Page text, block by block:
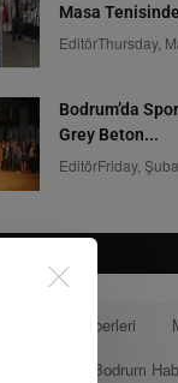
Masa
EditörThursday,
Bodrum’da
Grey Beton...
EditörFriday,
Bodrum Haberleri
Bodrum